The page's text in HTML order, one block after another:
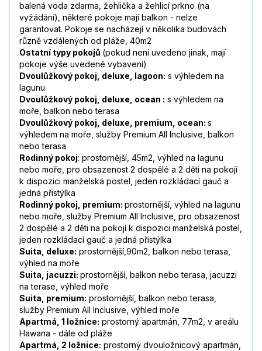
Marie, pobyt s partnerem/kou
prosinec 2019
Vše dobře, jen s leteckou společnosti
bychom již neradi cestovali. Služby v letadle
hrozné, jídlo tatranka bez pití a jídlo
neidentifikovatelne. Nenabizelo se ani
víno,pivo ni alkohol. V letadle cestou tam
hrozná zima. Žádná deka nic. A za 9 hodin
letu ani jeden film či informace o letu
Josef, pobyt s partnerem/kou
prosinec 2019
—
8,8/10
Štěpánka, pobyt s rodinou
listopad 2019
—
10 /10
Rudolf, pobyt s partnerem/kou
listopad 2019
—
7,7/10
Andrea, pobyt s rodinou
březen 2019
—
9,5/10
Milan, pobyt s partnerem/kou
prosinec 2018
—
9,5/10
balená voda zdarma, žehlička a žehlicí prkno (na
vyžádání), některé pokoje mají balkon - nelze
garantovat. Pokoje se nacházejí v několika budovách
různě vzdálených od pláže, 40m2
Ostatní typy pokojů (pokud není uvedeno jinak, mají
pokoje výše uvedené vybavení)
Dvoulůžkový pokoj, deluxe, lagoon: s výhledem na
lagunu
Dvoulůžkový pokoj, deluxe, ocean : s výhledem na
moře, balkon nebo terasa
Dvoulůžkový pokoj, deluxe, premium, ocean: s
výhledem na moře, služby Premium All Inclusive, balkon
nebo terasa
Rodinný pokoj: prostornější, 45m2, výhled na lagunu
nebo moře, pro obsazenost 2 dospělé a 2 děti na pokojí
k dispozici manželská postel, jeden rozkládací gauč a
jedná přistýlka
Rodinný pokoj, premium: prostornější, výhled na lagunu
nebo moře, služby Premium All Inclusive, pro obsazenost
2 dospělé a 2 děti na pokojí k dispozici manželská postel,
jeden rozkládací gauč a jedná přistýlka
Suita, deluxe: prostornější,90m2, balkon nebo terasa,
výhled na moře
Suita, jacuzzi: prostornější, balkon nebo terasa, jacuzzi
na terase, výhled moře
Suita, premium: prostornější, balkon nebo terasa,
služby Premium All lnclusive, výhled moře
Apartmá, 1 ložnice: prostorný apartmán, 77m2, v areálu
Hawana - dále od pláže
Apartmá, 2 ložnice: prostorný dvouložnicový apartmán,